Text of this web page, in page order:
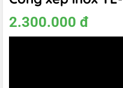
2.300.000 đ